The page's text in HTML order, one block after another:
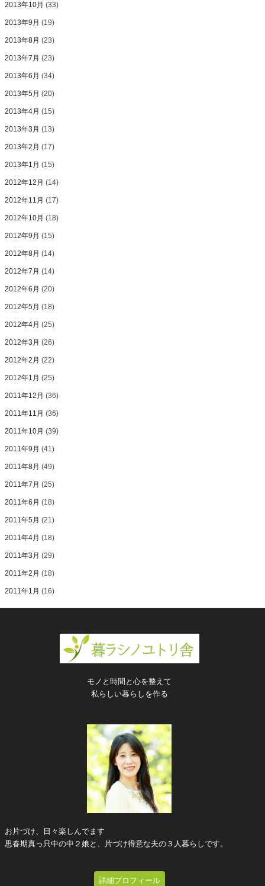
2013年10月 (33)
2013年9月 (19)
2013年8月 (23)
2013年7月 (23)
2013年6月 (34)
2013年5月 (20)
2013年4月 (15)
2013年3月 (13)
2013年2月 (17)
2013年1月 (15)
2012年12月 (14)
2012年11月 (17)
2012年10月 (18)
2012年9月 (15)
2012年8月 (14)
2012年7月 (14)
2012年6月 (20)
2012年5月 (18)
2012年4月 (25)
2012年3月 (26)
2012年2月 (22)
2012年1月 (25)
2011年12月 (36)
2011年11月 (36)
2011年10月 (39)
2011年9月 (41)
2011年8月 (49)
2011年7月 (25)
2011年6月 (18)
2011年5月 (21)
2011年4月 (18)
2011年3月 (29)
2011年2月 (18)
2011年1月 (16)
モノと時間と心を整えて
私らしい暮らしを作る
お片づけ、日々楽しんでます
思春期真っ只中の中２娘と、片づけ得意な夫の３人暮らしです。
詳細プロフィール